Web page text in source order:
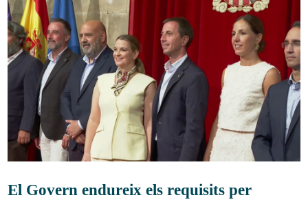
El Govern endureix els requisits per